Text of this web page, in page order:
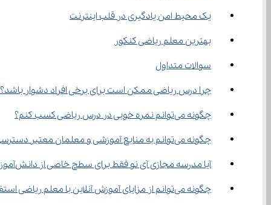
یک محیط امن یادگیری در قلب اینترنت
بهترین معلم ریاضی کنکور
سوالات متداول
چرا درس ریاضی ممکن است برای برخی افراد دشوار باشد؟
چگونه می‌توانم نمره خوبی در درس ریاضی کسب کنم؟
چگونه می‌توانم به منابع آموزشی و معلمان معتبر دسترسی پیدا کنم؟
آیا مدرسه مجازی آی نو فقط برای سطح خاصی از دانش‌آموزان طراحی شده است؟
چگونه می‌توانم از مزایای آموزش آنلاین با معلم ریاضی استفاده کنم؟